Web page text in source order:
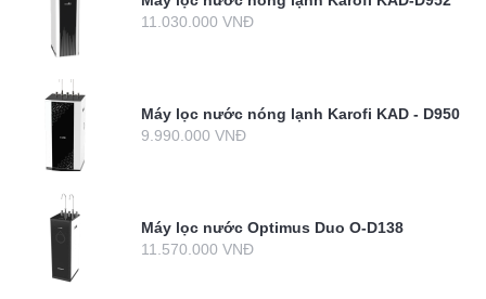
11.030.000 VNĐ
Máy lọc nước nóng lạnh Karofi KAD - D950
9.990.000 VNĐ
Máy lọc nước Optimus Duo O-D138
11.570.000 VNĐ